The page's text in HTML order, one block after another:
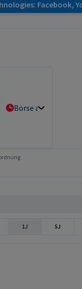
Facebook,
Börse auswählen
1J 5J